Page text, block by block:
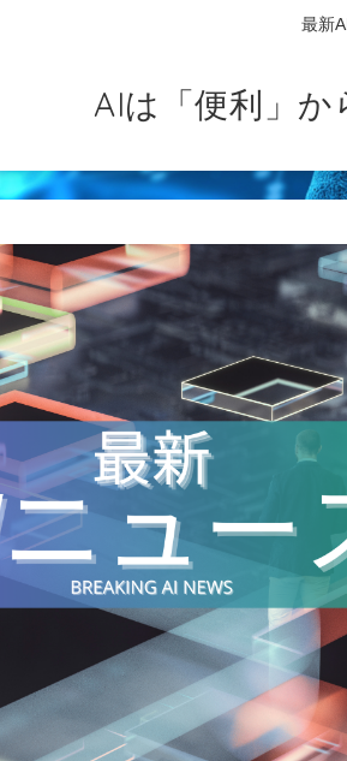
最新
AIは「便利」